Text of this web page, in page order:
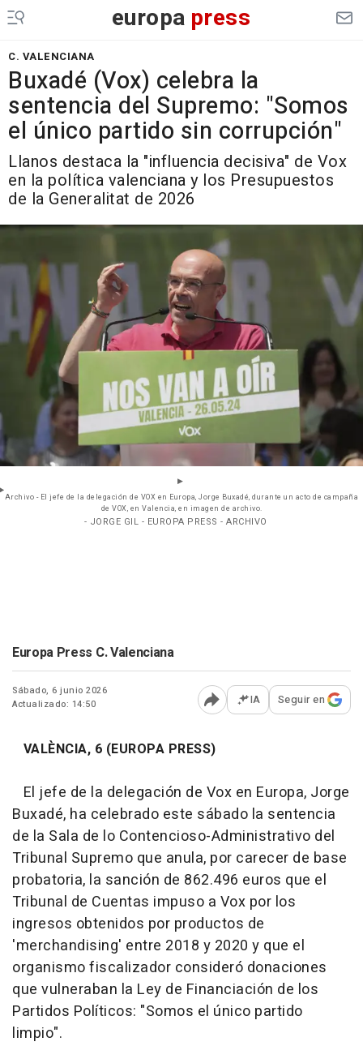
europa press
C. VALENCIANA
Buxadé (Vox) celebra la
sentencia del Supremo: "Somos
el único partido sin corrupción"
Llanos destaca la "influencia decisiva" de Vox
en la política valenciana y los Presupuestos
de la Generalitat de 2026
Archivo - El jefe de la delegación de VOX en Europa, Jorge Buxadé, durante un acto de campaña
de VOX, en Valencia, en imagen de archivo.
- JORGE GIL - EUROPA PRESS - ARCHIVO
Europa Press C. Valenciana
Sábado, 6 junio 2026
Actualizado: 14:50
Abrir opciones para
IA Seguir en
VALÈNCIA, 6 (EUROPA PRESS)
El jefe de la delegación de Vox en Europa, Jorge
Buxadé, ha celebrado este sábado la sentencia
de la Sala de lo Contencioso-Administrativo del
Tribunal Supremo que anula, por carecer de base
probatoria, la sanción de 862.496 euros que el
Tribunal de Cuentas impuso a Vox por los
ingresos obtenidos por productos de
'merchandising' entre 2018 y 2020 y que el
organismo fiscalizador consideró donaciones
que vulneraban la Ley de Financiación de los
Partidos Políticos: "Somos el único partido
limpio".